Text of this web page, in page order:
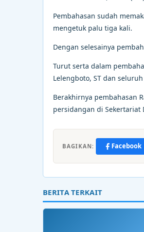
Pembahasan sudah
mengetuk palu tiga kali.
Dengan selesainya
Turut serta dalam
Lelengboto, ST dan
Berakhirnya pembahasan
persidangan di Sekertariat
BAGIKAN: Facebook
BERITA TERKAIT